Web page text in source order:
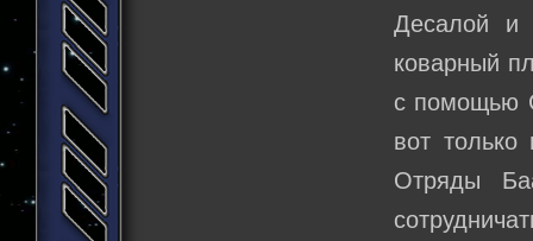
Десалой и
коварный
с помощью
вот только
Отряды